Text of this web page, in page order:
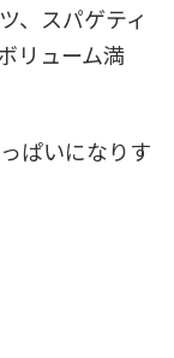
、スパゲティ
リューム満
ぱいになりす